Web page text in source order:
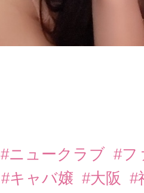
#ニュークラブ #フ
#キャバ嬢 #大阪
#